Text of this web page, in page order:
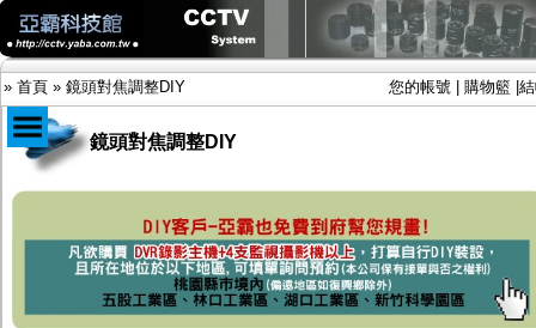
» 首頁 » 鏡頭對焦調整DIY 您的帳號 購物籃
商品目錄
限時促銷特惠專案
IP網路攝影機及錄放影機
AHD DVR數位錄放影機
AHD半球型(適用屋內)
AHD中小型紅外線攝影機(適用騎樓、室內外)
鏡頭對焦調整DIY